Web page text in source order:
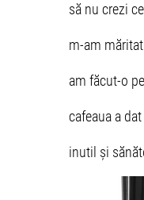
să nu crezi
m-am măritat
am făcut-o
cafeaua a
inutil și